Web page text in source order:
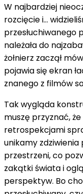
W najbardziej
rozcięcie i...
przesłuchiwanego
należała do
żołnierz zaczął
pojawia się ekran
znanego z filmów
Tak wygląda
muszę przyznać,
retrospekcjami
unikamy
przestrzeni, co
zakątki świata i
perspektyw. Bo